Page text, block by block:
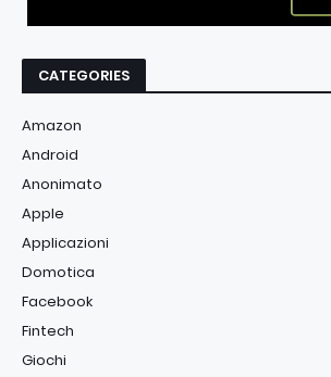
CATEGORIES
Amazon
Android
Anonimato
Apple
Applicazioni
Domotica
Facebook
Fintech
Giochi